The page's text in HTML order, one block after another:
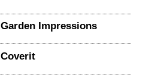
Garden Impressions
Coverit